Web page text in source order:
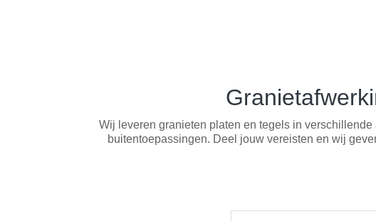
Wij leveren granieten platen en tegels in
buitentoepassingen. Deel jouw vereisten en wij